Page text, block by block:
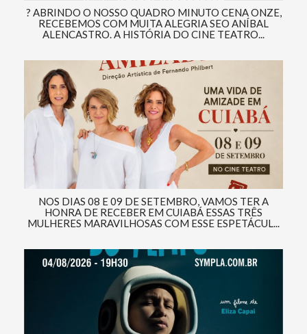
? ABRINDO O NOSSO QUADRO MINUTO CENA ONZE,
RECEBEMOS COM MUITA ALEGRIA SEO ANÍBAL
ALENCASTRO. A HISTÓRIA DO CINE TEATRO...
NOS DIAS 08 E 09 DE SETEMBRO, VAMOS TER A
HONRA DE RECEBER EM CUIABÁ ESSAS TRÊS
MULHERES MARAVILHOSAS COM ESSE ESPETÁCUL...